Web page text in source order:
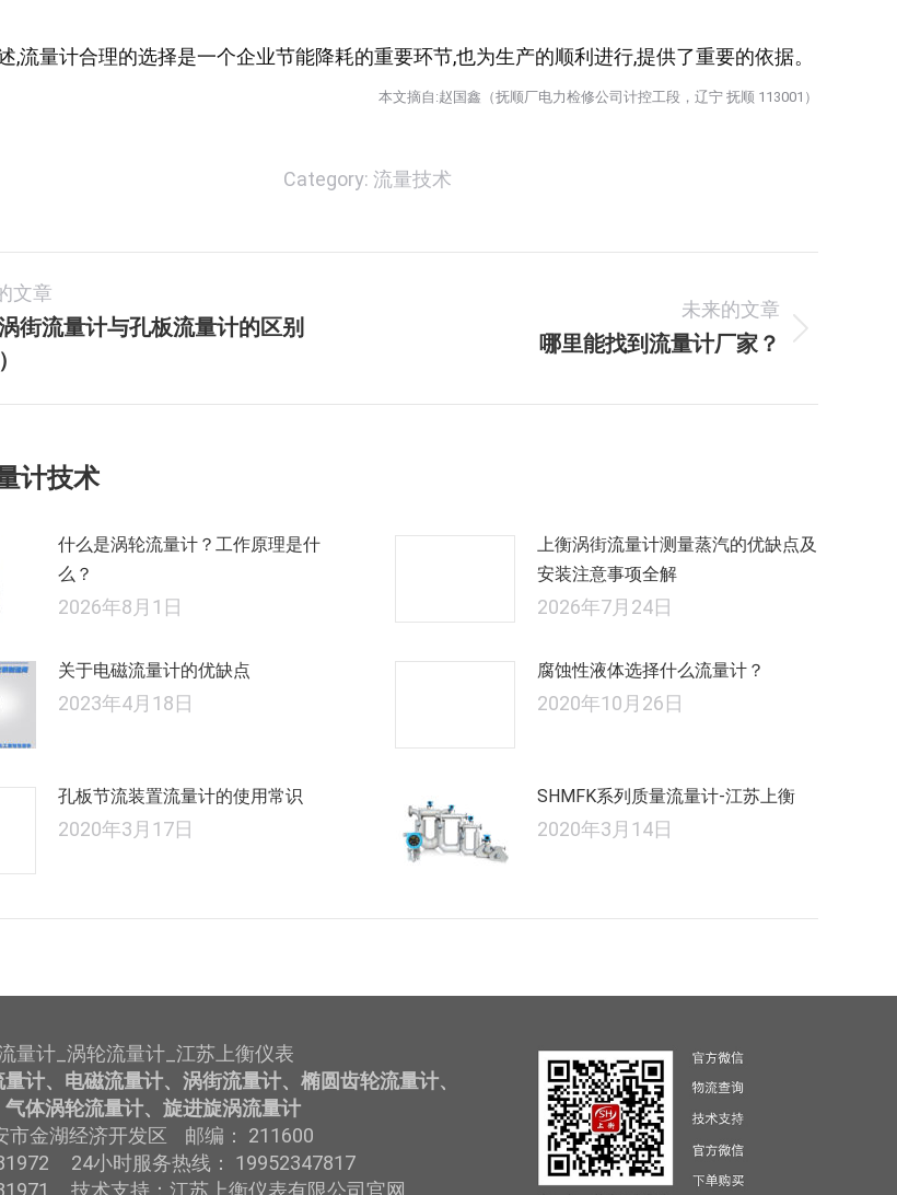
流量计合理的选择是一个企业节能降耗的重要环节,也为生产的顺利进行,提供了重要的依据。
本文摘自:赵国鑫（抚顺厂电力检修公司计控工段，辽宁 抚顺 113001）
Category: 流量技术
文章
街流量计与孔板流量计的区别
未来的文章
的
哪里能找到流量计厂家？
计技术
什么是涡轮流量计？工作原理是什
么？
2026年8月1日
上衡涡街流量计测量蒸汽的优缺点及
安装注意事项全解
2026年7月24日
关于电磁流量计的优缺点
2023年4月18日
腐蚀性液体选择什么流量计？
2020年10月26日
孔板节流装置流量计的使用常识
2020年3月17日
SHMFK系列质量流量计-江苏上衡
2020年3月14日
量计_涡轮流量计_江苏上衡仪表
计、电磁流量计、涡街流量计、椭圆齿轮流量计、
体涡轮流量计、旋进旋涡流量计
市金湖经济开发区 邮编： 211600
24小时服务热线： 19952347817
技术支持：江苏上衡仪表有限公司官网